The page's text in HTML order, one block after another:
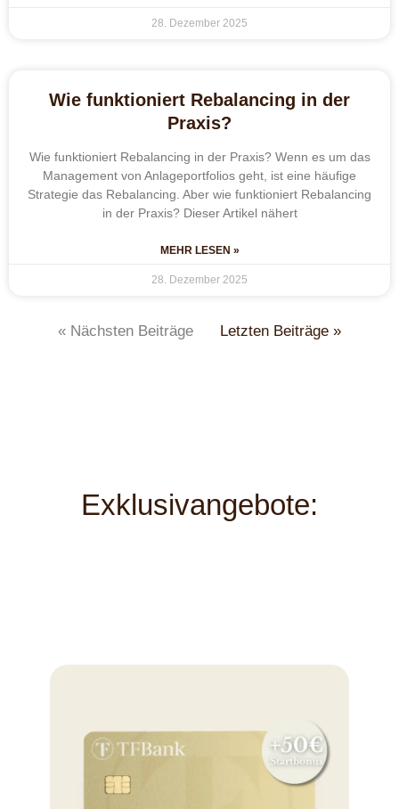
28. Dezember 2025
Wie funktioniert Rebalancing in der
Praxis?
Wie funktioniert Rebalancing in der Praxis? Wenn es um das
Management von Anlageportfolios geht, ist eine häufige
Strategie das Rebalancing. Aber wie funktioniert Rebalancing
in der Praxis? Dieser Artikel nähert
MEHR LESEN »
28. Dezember 2025
« Nächsten Beiträge Letzten Beiträge »
Exklusivangebote: